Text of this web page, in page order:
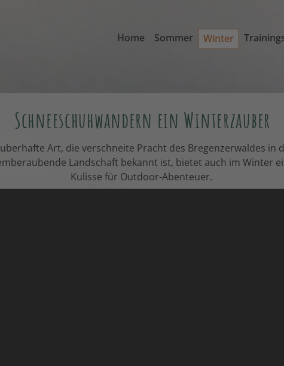
Home Sommer Winter
Schneeschuhwandern ein Winterzauber
Art, die verschneite Pracht des Bregenzerwaldes in
Landschaft bekannt ist, bietet auch im Winter
Kulisse für Outdoor-Abenteuer.